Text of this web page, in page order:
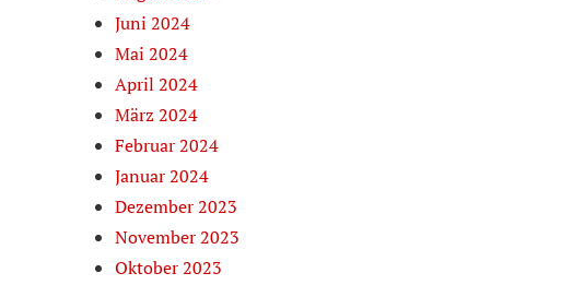
Juni 2024
Mai 2024
April 2024
März 2024
Februar 2024
Januar 2024
Dezember 2023
November 2023
Oktober 2023